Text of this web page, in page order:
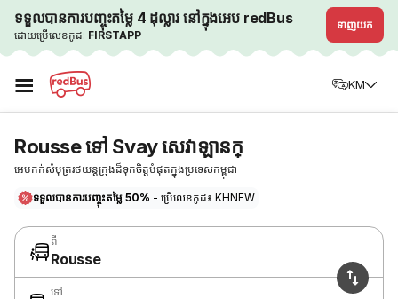
ទទួលបានការបញ្ចុះតម្លៃ 4 ដុល្លារ នៅក្នុងអេប redBus
ដោយប្រើលេខកូដ: FIRSTAPP
ទាញយក
☰ KM
Rousse ទៅ Svay សេវាឡានក្
អេបកក់សំបុត្ររថយន្តក្រុងដ៏ទុកចិត្តបំផុតក្នុងប្រទេសកម្ពុជា
ទទួលបានការបញ្ចុះតម្លៃ 50% - ប្រើលេខកូដ៖ KHNEW
ពី
Rousse
ទៅ